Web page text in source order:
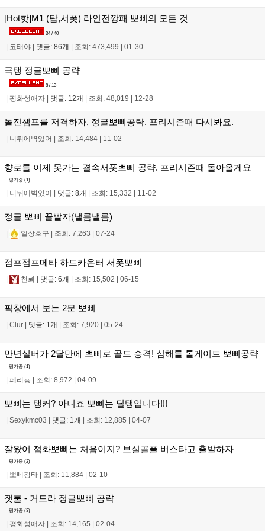
[Hot핫]M1 (탑,서폿) 라인전깡패 뽀삐의 모든 것
34 / 40
| 코태야 | 댓글: 86개 | 조회: 473,499 | 01-30
극탱 정글뽀삐 공략
8 / 13
평화성애자 댓글: 12개 조회: 48,019 12-28
돌진챔프를 저격하자, 정글뽀삐공략. 프리시즌때 다시봐요.
니뒤에벽있어 조회: 14,484 11-02
향로를 이제 못가는 결속서폿뽀삐 공략. 프리시즌때 돌아올게요
평가중 (1)
니뒤에벽있어 댓글: 8개 조회: 15,332 11-02
정글 뽀삐 꿀빨자(낼름낼름)
일상호구 조회: 7,263 07-24
점프점프메타 하드카운터 서폿뽀삐
천뢰 댓글: 6개 조회: 15,502 06-15
픽창에서 보는 2분 뽀삐
Clur 댓글: 1개 조회: 7,920 05-24
만년실버가 2달만에 뽀삐로 골드 승격! 심해를 톨게이트 뽀삐공략
평가중 (1)
| 페리뇽 | 조회: 8,972 | 04-09
뽀삐는 탱커? 아니죠 뽀삐는 딜탱입니다!!!
| Sexykmc03 | 댓글: 1개 | 조회: 12,885 | 04-07
잘왔어 점화뽀삐는 처음이지? 브실골플 버스타고 출발하자
평가중 (2)
뽀삐강타 조회: 11,884 02-10
잿불 - 거드라 정글뽀삐 공략
평가중 (3)
평화성애자 조회: 14,165 02-04